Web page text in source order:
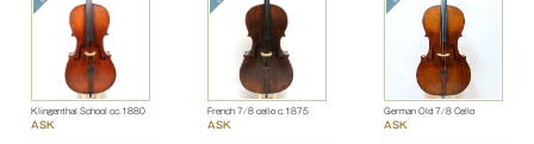
Klingenthal School cc.1880
ASK
French 7/8 cello c.1875
ASK
German Old 7/8 Cello
ASK